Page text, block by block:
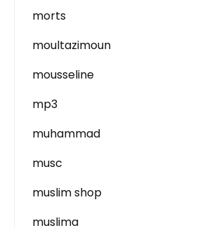
morts
moultazimoun
mousseline
mp3
muhammad
musc
muslim shop
muslima